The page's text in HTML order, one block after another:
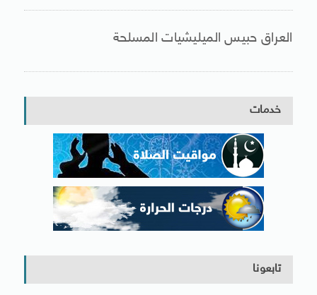
العراق حبيس الميليشيات المسلحة
خدمات
تابعونا